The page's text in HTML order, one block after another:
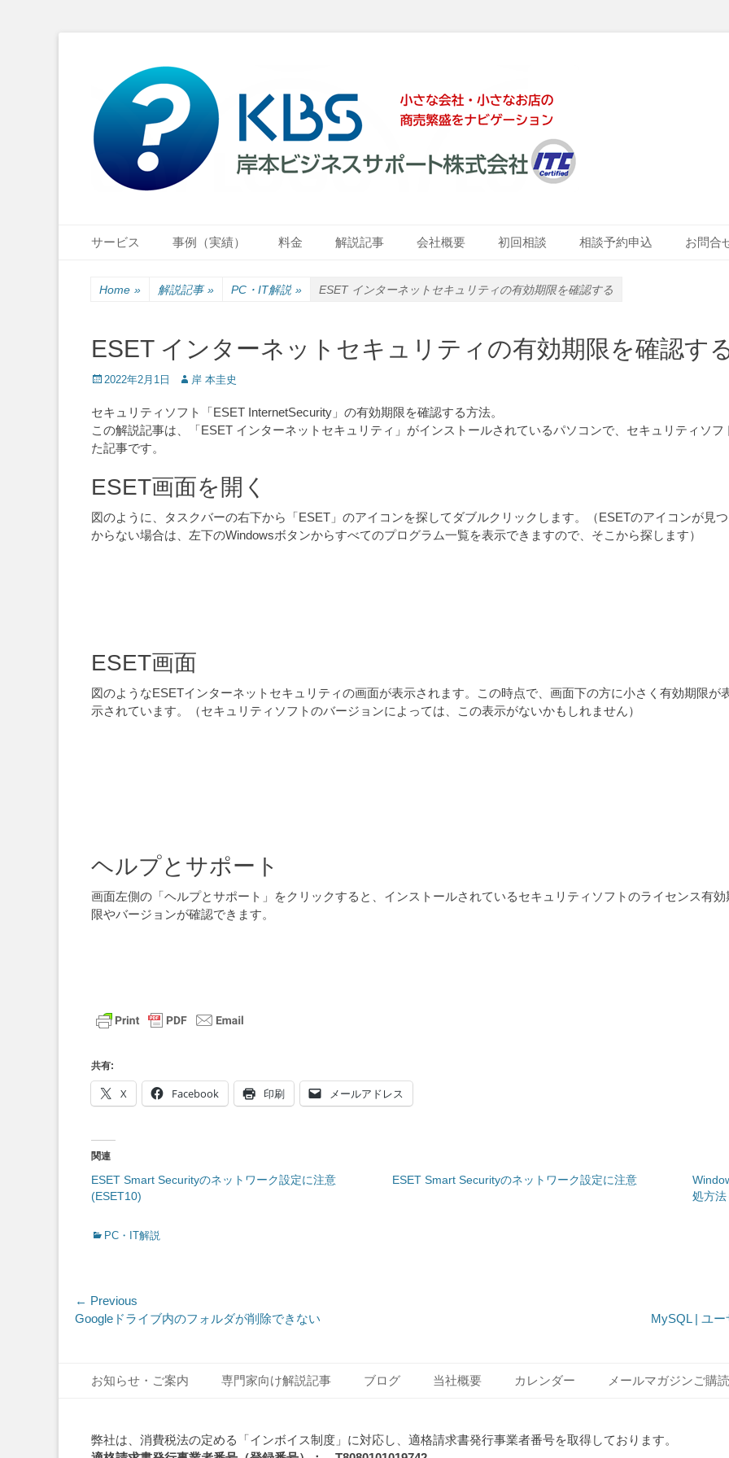
岸本ビジネスサポート株式会社
小さな会社・小さなお店のIT経営をナビゲーション
Primary Menu
サービス 事例（実績） 料金 解説記事 会社概要 初回相談 相談予約申込 お問合
Home » 解説記事 » PC・IT解説 » ESET インターネットセキュリティの有効期限を確認する
ESET インターネットセキュリティの有効期限を確認す
Posted
2022年2月1日 Author
岸 本圭史
セキュリティソフト「ESET InternetSecurity」の有効期限を確認する方法。
この解説記事は、「ESET インターネットセキュリティ」がインストールされているパソコンで、セキュリティソ
た記事です。
ESET画面を開く
図のように、タスクバーの右下から「ESET」のアイコンを探してダブルクリックします。（ESETのアイコンが見つ
からない場合は、左下のWindowsボタンからすべてのプログラム一覧を表示できますので、そこから探します）
ESET画面
図のようなESETインターネットセキュリティの画面が表示されます。この時点で、画面下の方に小さく有効期限が
示されています。（セキュリティソフトのバージョンによっては、この表示がないかもしれません）
ヘルプとサポート
画面左側の「ヘルプとサポート」をクリックすると、インストールされているセキュリティソフトのライセンス有効
限やバージョンが確認できます。
共有:
X Facebook 印刷 メールアドレス
関連
ESET Smart Securityのネットワーク設定に注意
(ESET10)
ESET Smart Securityのネットワーク設定に注意
処方
Categories
PC・IT解説
投
稿
ビ
ー
← Previous
Previous
Googleドライブ内のフォルダが削除できない MySQL | ユ
Footer Menu
お知らせ・ご案内 専門家向け解説記事 ブログ 当社概要 カレンダー メールマガジンご購
弊社は、消費税法の定める「インボイス制度」に対応し、適格請求書発行事業者番号を取得しております。